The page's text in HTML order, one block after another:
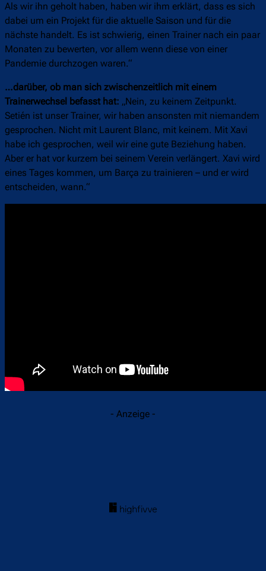
Als wir ihn geholt haben, haben wir ihm erklärt, dass es sich
dabei um ein Projekt für die aktuelle Saison und für die
nächste handelt. Es ist schwierig, einen Trainer nach ein paar
Monaten zu bewerten, vor allem wenn diese von einer
Pandemie durchzogen waren.“
…darüber, ob man sich zwischenzeitlich mit einem
Trainerwechsel befasst hat: „Nein, zu keinem Zeitpunkt.
Setién ist unser Trainer, wir haben ansonsten mit niemandem
gesprochen. Nicht mit Laurent Blanc, mit keinem. Mit Xavi
habe ich gesprochen, weil wir eine gute Beziehung haben.
Aber er hat vor kurzem bei seinem Verein verlängert. Xavi wird
eines Tages kommen, um Barça zu trainieren – und er wird
entscheiden, wann.“
- Anzeige -